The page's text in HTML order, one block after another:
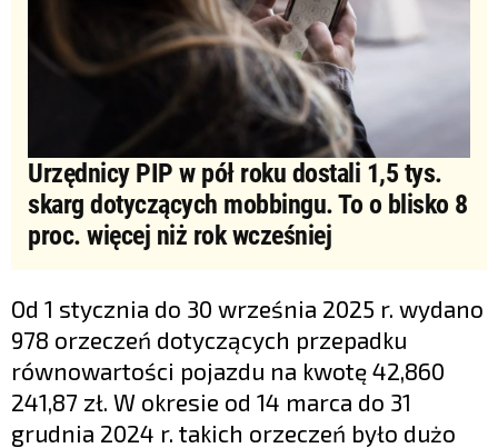
Urzędnicy PIP w pół roku dostali 1,5 tys.
skarg dotyczących mobbingu. To o blisko 8
proc. więcej niż rok wcześniej
Od 1 stycznia do 30 września 2025 r. wydano
978 orzeczeń dotyczących przepadku
równowartości pojazdu na kwotę 42,860
241,87 zł. W okresie od 14 marca do 31
grudnia 2024 r. takich orzeczeń było dużo